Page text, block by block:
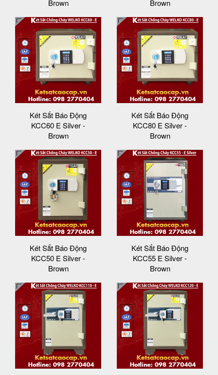
Brown Brown
Két Sắt Báo Động
KCC60 E Silver -
Brown
Két Sắt Báo Động
KCC80 E Silver -
Brown
Két Sắt Báo Động
KCC50 E Silver -
Brown
Két Sắt Báo Động
KCC55 E Silver -
Brown